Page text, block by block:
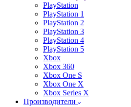
PlayStation
PlayStation 1
PlayStation 2
PlayStation 3
PlayStation 4
PlayStation 5
Xbox
Xbox 360
Xbox One S
Xbox One X
Xbox Series X
Производители